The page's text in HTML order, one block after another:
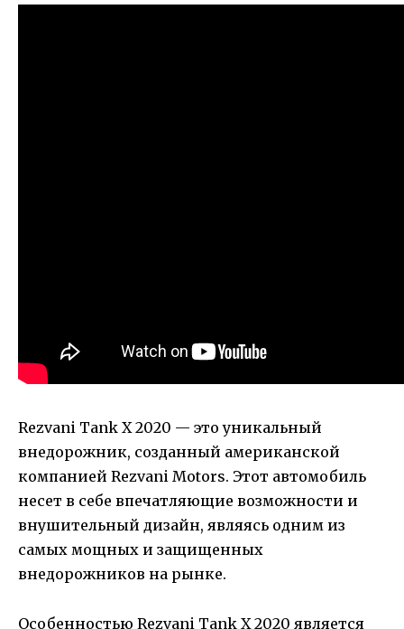
Rezvani Tank X 2020 — это уникальный
внедорожник, созданный американской
компанией Rezvani Motors. Этот автомобиль
несет в себе впечатляющие возможности и
внушительный дизайн, являясь одним из
самых мощных и защищенных
внедорожников на рынке.
Особенностью Rezvani Tank X 2020 является